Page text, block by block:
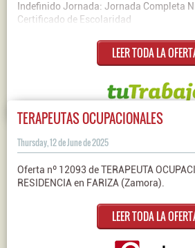
Indefinido Jornada: Jornada Completa
Certificado de Escolaridad
LEER TODA LA
TERAPEUTAS OCUPACIONALES
Thursday, 12 de June de 2025
Oferta nº 12093 de TERAPEUTA
RESIDENCIA en FARIZA (Zamora).
LEER TODA LA